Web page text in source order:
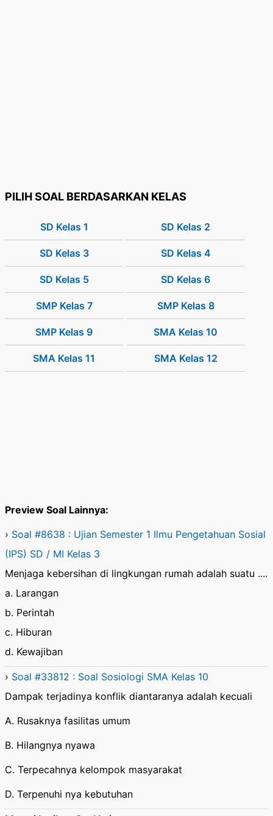
PILIH SOAL BERDASARKAN KELAS
SD Kelas 1 SD Kelas 2
SD Kelas 3 SD Kelas 4
SD Kelas 5 SD Kelas 6
SMP Kelas 7 SMP Kelas 8
SMP Kelas 9 SMA Kelas 10
SMA Kelas 11 SMA Kelas 12
Preview Soal Lainnya:
› Soal #8638 : Ujian Semester 1 Ilmu Pengetahuan Sosial
(IPS) SD / MI Kelas 3
Menjaga kebersihan di lingkungan rumah adalah suatu ....
a. Larangan
b. Perintah
c. Hiburan
d. Kewajiban
› Soal #33812 : Soal Sosiologi SMA Kelas 10
Dampak terjadinya konflik diantaranya adalah kecuali
A. Rusaknya fasilitas umum
B. Hilangnya nyawa
C. Terpecahnya kelompok masyarakat
D. Terpenuhi nya kebutuhan